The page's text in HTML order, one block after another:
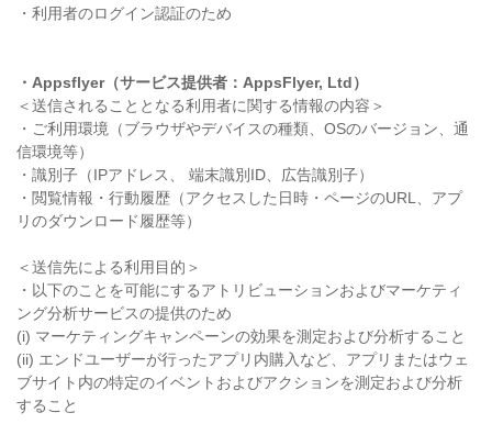
・利用者のログイン認証のため
・Appsflyer（サービス提供者：AppsFlyer, Ltd）
＜送信されることとなる利用者に関する情報の内容＞
・ご利用環境（ブラウザやデバイスの種類、OSのバージョン、通
信環境等）
・識別子（IPアドレス、 端末識別ID、広告識別子）
・閲覧情報・行動履歴（アクセスした日時・ページのURL、アプ
リのダウンロード履歴等）
＜送信先による利用目的＞
・以下のことを可能にするアトリビューションおよびマーケティ
ング分析サービスの提供のため
(i) マーケティングキャンペーンの効果を測定および分析すること
(ii) エンドユーザーが行ったアプリ内購入など、アプリまたはウェ
ブサイト内の特定のイベントおよびアクションを測定および分析
すること